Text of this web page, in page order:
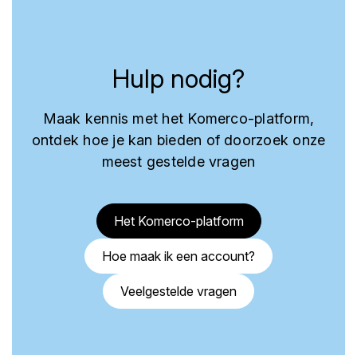
Hulp nodig?
Maak kennis met het Komerco-platform,
ontdek hoe je kan bieden of doorzoek onze
meest gestelde vragen
Het Komerco-platform
Hoe maak ik een account?
Veelgestelde vragen